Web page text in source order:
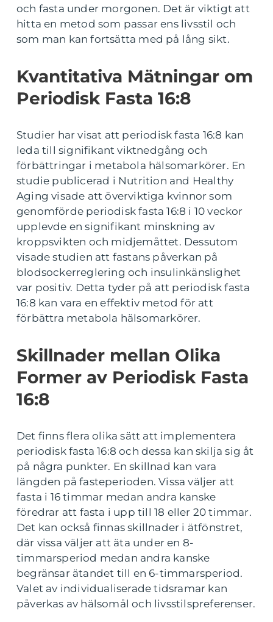
och fasta under morgonen. Det är viktigt att
hitta en metod som passar ens livsstil och
som man kan fortsätta med på lång sikt.
Kvantitativa Mätningar om
Periodisk Fasta 16:8
Studier har visat att periodisk fasta 16:8 kan
leda till signifikant viktnedgång och
förbättringar i metabola hälsomarkörer. En
studie publicerad i Nutrition and Healthy
Aging visade att överviktiga kvinnor som
genomförde periodisk fasta 16:8 i 10 veckor
upplevde en signifikant minskning av
kroppsvikten och midjemåttet. Dessutom
visade studien att fastans påverkan på
blodsockerreglering och insulinkänslighet
var positiv. Detta tyder på att periodisk fasta
16:8 kan vara en effektiv metod för att
förbättra metabola hälsomarkörer.
Skillnader mellan Olika
Former av Periodisk Fasta
16:8
Det finns flera olika sätt att implementera
periodisk fasta 16:8 och dessa kan skilja sig åt
på några punkter. En skillnad kan vara
längden på fasteperioden. Vissa väljer att
fasta i 16 timmar medan andra kanske
föredrar att fasta i upp till 18 eller 20 timmar.
Det kan också finnas skillnader i ätfönstret,
där vissa väljer att äta under en 8-
timmarsperiod medan andra kanske
begränsar ätandet till en 6-timmarsperiod.
Valet av individualiserade tidsramar kan
påverkas av hälsomål och livsstilspreferenser.